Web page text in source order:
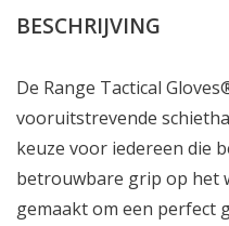
BESCHRIJVING
De Range Tactical
vooruitstrevende
keuze voor iedereen die
betrouwbare grip op het
gemaakt om een perfect